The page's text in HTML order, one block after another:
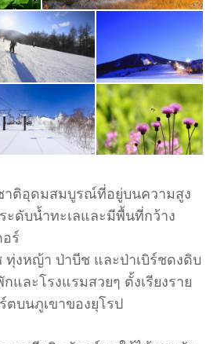
าติอุดมสมบูรณ์ที่อยู่บนความสูง
ะดับน้ำทะเลและมีพื้นที่กว้าง
อร์
ทุ่งหญ้า ป่าบีช และป่าเบิร์ชดงดิบ
และโรงแรมสวยๆ ตั้งเรียงราย
ตบนภูเขาของยุโรป